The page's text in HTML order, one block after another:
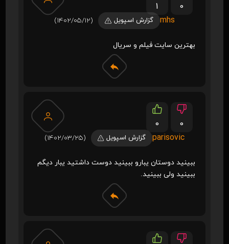
1
0
mhs
گزارش اسپویل (1402/05/12)
بهترین سایت فیلم و سریال
0
0
parisovic
گزارش اسپویل (1402/03/25)
ببینید دوستان یبارو ببینید دوست داشتید یبار دیگم
ببینید ولی ببینید.